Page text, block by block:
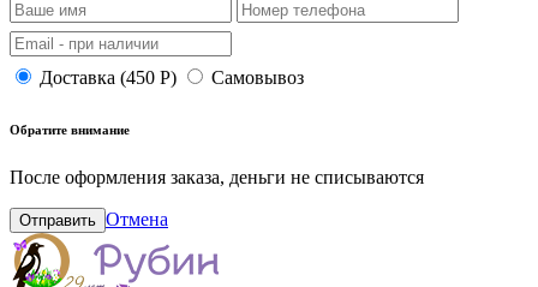
Доставка (450 Р) Самовывоз
Обратите внимание
После оформления заказа, деньги не списываются
Отправить Отмена